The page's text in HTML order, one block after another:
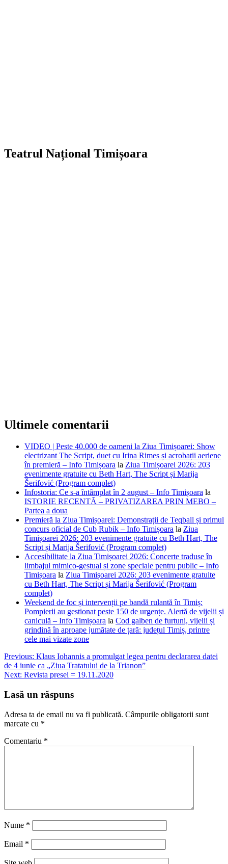
Teatrul Național Timișoara
Ultimele comentarii
VIDEO | Peste 40.000 de oameni la Ziua Timișoarei: Show
electrizant The Script, duet cu Irina Rimes și acrobații aeriene
în premieră – Info Timișoara la Ziua Timișoarei 2026: 203
evenimente gratuite cu Beth Hart, The Script și Marija
Šerifović (Program complet)
Infostoria: Ce s-a întâmplat în 2 august – Info Timișoara la
ISTORIE RECENTĂ – PRIVATIZAREA PRIN MEBO –
Partea a doua
Premieră la Ziua Timișoarei: Demonstrații de Teqball și primul
concurs oficial de Cub Rubik – Info Timișoara la Ziua
Timișoarei 2026: 203 evenimente gratuite cu Beth Hart, The
Script și Marija Šerifović (Program complet)
Accesibilitate la Ziua Timișoarei 2026: Concerte traduse în
limbajul mimico-gestual și zone speciale pentru public – Info
Timișoara la Ziua Timișoarei 2026: 203 evenimente gratuite
cu Beth Hart, The Script și Marija Šerifović (Program
complet)
Weekend de foc și intervenții pe bandă rulantă în Timiș:
Pompierii au gestionat peste 150 de urgențe. Alertă de vijelii și
caniculă – Info Timișoara la Cod galben de furtuni, vijelii și
grindină în aproape jumătate de țară: județul Timiș, printre
cele mai vizate zone
Navigare
în
Previous: Klaus Iohannis a promulgat legea pentru declararea datei
de 4 iunie ca „Ziua Tratatului de la Trianon”
Next: Revista presei = 19.11.2020
Lasă un răspuns
Adresa ta de email nu va fi publicată. Câmpurile obligatorii sunt
marcate cu *
Comentariu *
Nume *
Email *